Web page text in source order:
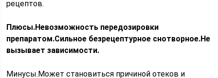
рецептов.
Плюсы.Невозможность передозировки
препаратом.Сильное безрецептурное снотворное.Не
вызывает зависимости.
Минусы.Может становиться причиной отеков и